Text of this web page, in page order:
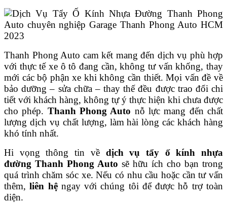
Thanh Phong Auto cam kết mang đến dịch vụ phù hợp
với thực tế xe ô tô đang cần, không tư vấn khống, thay
mới các bộ phận xe khi không cần thiết. Mọi vấn đề về
bảo dưỡng – sửa chữa – thay thế đều được trao đổi chi
tiết với khách hàng, không tự ý thực hiện khi chưa được
cho phép. Thanh Phong Auto nỗ lực mang đến chất
lượng dịch vụ chất lượng, làm hài lòng các khách hàng
khó tính nhất.
Hi vọng thông tin về dịch vụ tẩy ố kính nhựa
đường Thanh Phong Auto sẽ hữu ích cho bạn trong
quá trình chăm sóc xe. Nếu có nhu cầu hoặc cần tư vấn
thêm, liên hệngay với chúng tôi để được hỗ trợ toàn
diện.